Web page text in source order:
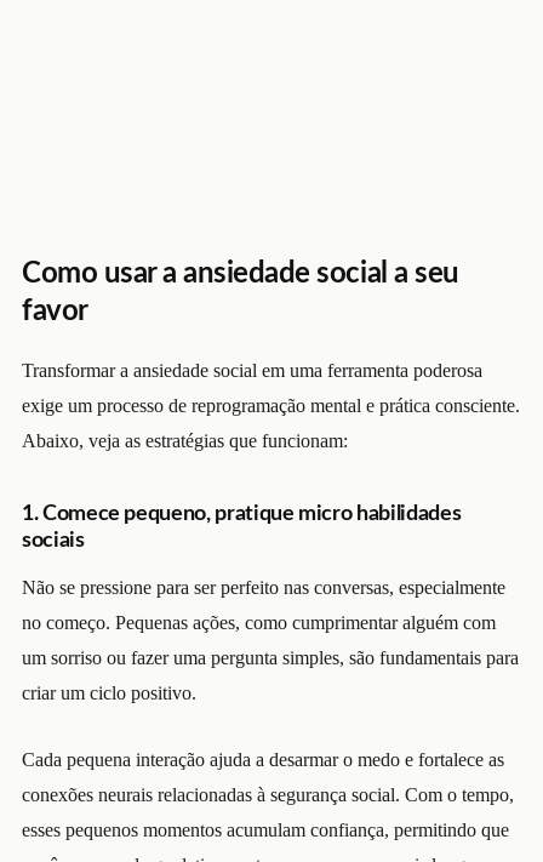
Como usar a ansiedade social a seu
favor
Transformar a ansiedade social em uma ferramenta poderosa
exige um processo de reprogramação mental e prática consciente.
Abaixo, veja as estratégias que funcionam:
1. Comece pequeno, pratique micro habilidades
sociais
Não se pressione para ser perfeito nas conversas, especialmente
no começo. Pequenas ações, como cumprimentar alguém com
um sorriso ou fazer uma pergunta simples, são fundamentais para
criar um ciclo positivo.
Cada pequena interação ajuda a desarmar o medo e fortalece as
conexões neurais relacionadas à segurança social. Com o tempo,
esses pequenos momentos acumulam confiança, permitindo que